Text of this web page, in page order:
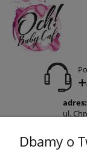
adres:
ul.
Dbamy o